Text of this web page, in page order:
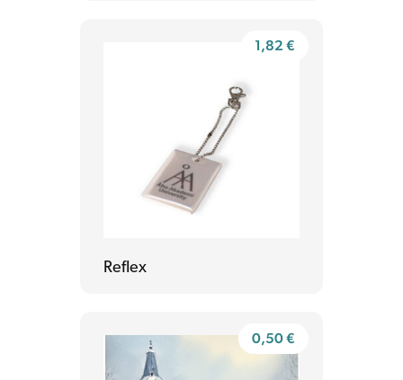
Reflex
1,82 €
0,50€